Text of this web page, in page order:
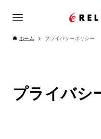
ホーム プライバシーポリシー
プライバシ